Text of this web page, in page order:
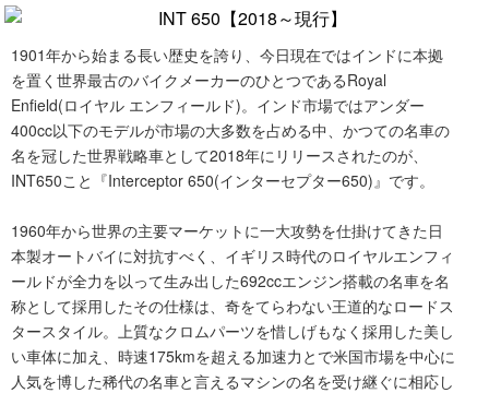
1901年から始まる長い歴史を誇り、今日現在ではインドに本拠
を置く世界最古のバイクメーカーのひとつであるRoyal
Enfield(ロイヤル エンフィールド)。インド市場ではアンダー
400cc以下のモデルが市場の大多数を占める中、かつての名車の
名を冠した世界戦略車として2018年にリリースされたのが、
INT650こと『Interceptor 650(インターセプター650)』です。
1960年から世界の主要マーケットに一大攻勢を仕掛けてきた日
本製オートバイに対抗すべく、イギリス時代のロイヤルエンフィ
ールドが全力を以って生み出した692ccエンジン搭載の名車を名
称として採用したその仕様は、奇をてらわない王道的なロードス
タースタイル。上質なクロムパーツを惜しげもなく採用した美し
い車体に加え、時速175kmを超える加速力とで米国市場を中心に
人気を博した稀代の名車と言えるマシンの名を受け継ぐに相応し